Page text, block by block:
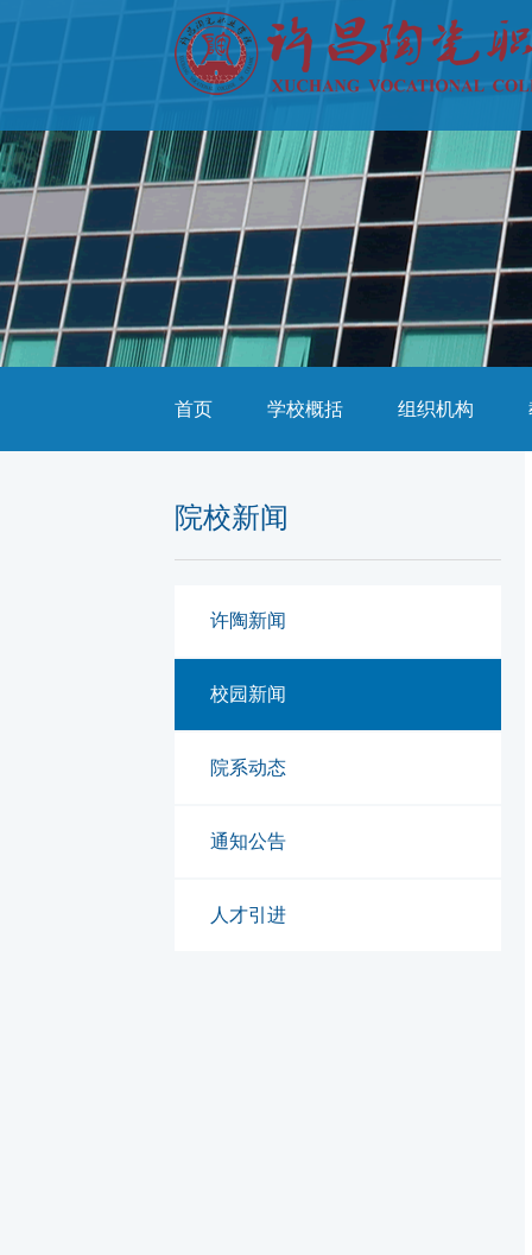
首页 学校概括 组织机构
院校新闻
许陶新闻
校园新闻
院系动态
通知公告
人才引进